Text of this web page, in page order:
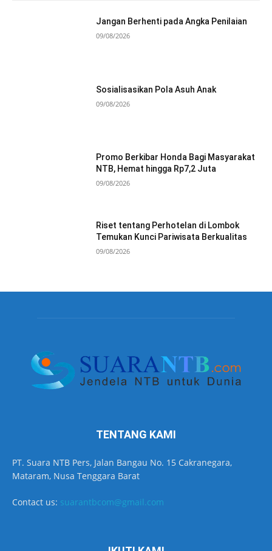
Jangan Berhenti pada Angka Penilaian
09/08/2026
Sosialisasikan Pola Asuh Anak
09/08/2026
Promo Berkibar Honda Bagi Masyarakat
NTB, Hemat hingga Rp7,2 Juta
09/08/2026
Riset tentang Perhotelan di Lombok
Temukan Kunci Pariwisata Berkualitas
09/08/2026
TENTANG KAMI
PT. Suara NTB Pers, Jalan Bangau No. 15 Cakranegara,
Mataram, Nusa Tenggara Barat
Contact us: suarantbcom@gmail.com